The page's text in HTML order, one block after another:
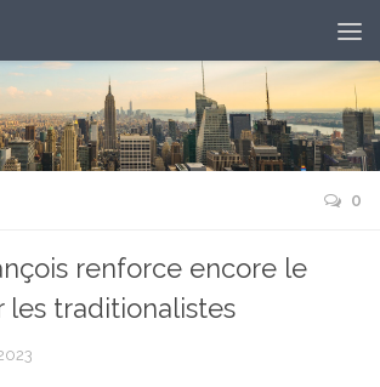
0
renforce encore le
les traditionalistes